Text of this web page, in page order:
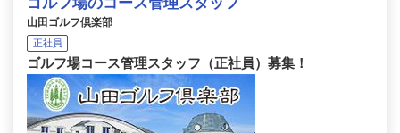
山田ゴルフ倶楽部
正社員
ゴルフ場コース管理スタッフ（正社員）募集！